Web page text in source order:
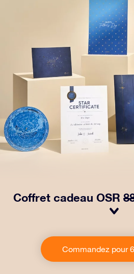
Coffret cadeau OSR
Ce cadeau comprend une
documents personnalisés
choix, ainsi que des
Commandez pour